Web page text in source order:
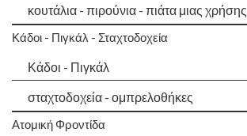
κουτάλια - πιρούνια - πιάτα μιας χρήσης
Κάδοι - Πιγκάλ - Σταχτοδοχεία
Κάδοι - Πιγκάλ
σταχτοδοχεία - ομπρελοθήκες
Ατομική Φροντίδα